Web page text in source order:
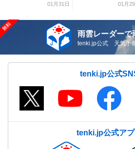
01月31日 01月
雨雲レーダーで
tenki.jp公式 天気予
tenki.jp公式
tenki.jp公式アプ